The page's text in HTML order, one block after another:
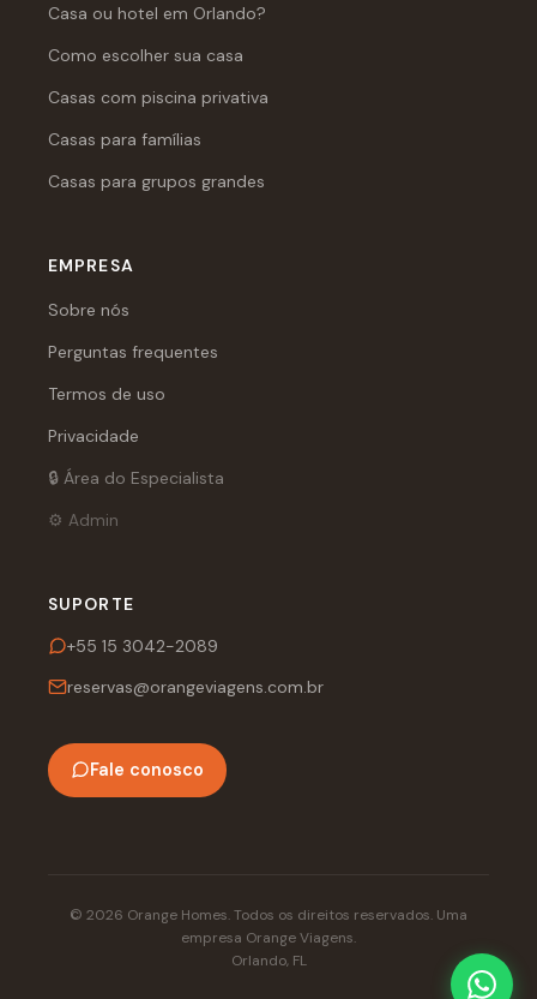
Casa ou hotel em Orlando?
Como escolher sua casa
Casas com piscina privativa
Casas para famílias
Casas para grupos grandes
EMPRESA
Sobre nós
Perguntas frequentes
Termos de uso
Privacidade
🔒 Área do Especialista
⚙️ Admin
SUPORTE
+55 15 3042-2089
reservas@orangeviagens.com.br
Fale conosco
© 2026 Orange Homes. Todos os direitos reservados. Uma
empresa Orange Viagens.
Orlando, FL